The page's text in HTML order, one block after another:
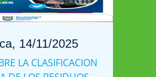
14/11/2025
LA CLASIFICACION